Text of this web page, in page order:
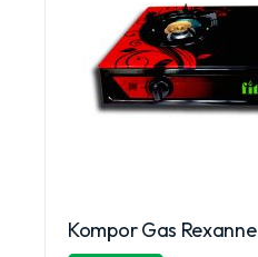
Kompor Gas Rexanne